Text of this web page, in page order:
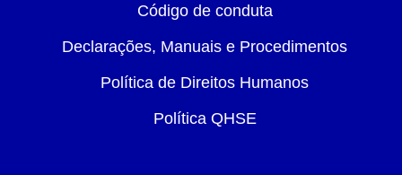
Código de conduta
Declarações, Manuais e Procedimentos
Política de Direitos Humanos
Política QHSE